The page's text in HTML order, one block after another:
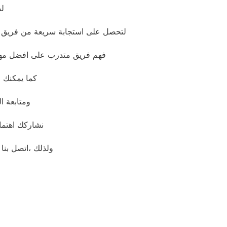
لتحصل على استجابة سريعة من فريق
فهم فريق متدرب على افضل
كما يمكنك
نشاركك
ولذلك ،اتصل